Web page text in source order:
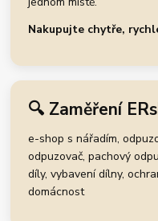
Nakupujte chytře,
🔍 Zaměření
e-shop s nářadím,
odpuzovač, pachový
díly, vybavení dílny,
domácnost